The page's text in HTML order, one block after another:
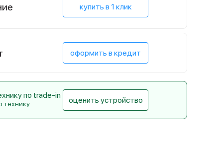
купить в 1 клик
оформить в кредит
по trade-in
технику оценить устройство